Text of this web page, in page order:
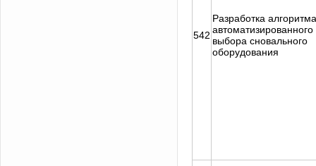
542
Разработка алгоритма
автоматизированного
выбора сновального
оборудования